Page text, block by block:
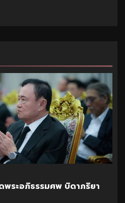
ระอภิธรรมศพ บิดาภริยา